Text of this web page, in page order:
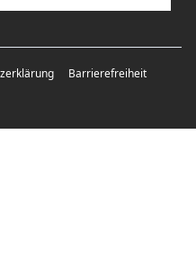
Barrierefreiheit